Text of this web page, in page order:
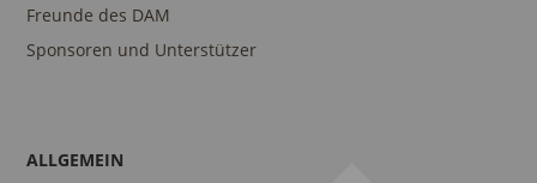
Freunde des DAM
Sponsoren und Unterstützer
ALLGEMEIN